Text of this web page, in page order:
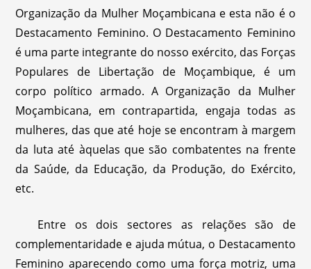
Organização da Mulher Moçambicana e esta não é o
Destacamento Feminino. O Destacamento Feminino
é uma parte integrante do nosso exército, das Forças
Populares de Libertação de Moçambique, é um
corpo político armado. A Organização da Mulher
Moçambicana, em contrapartida, engaja todas as
mulheres, das que até hoje se encontram à margem
da luta até àquelas que são combatentes na frente
da Saúde, da Educação, da Produção, do Exército,
etc.
Entre os dois sectores as relações são de
complementaridade e ajuda mútua, o Destacamento
Feminino aparecendo como uma força motriz, uma